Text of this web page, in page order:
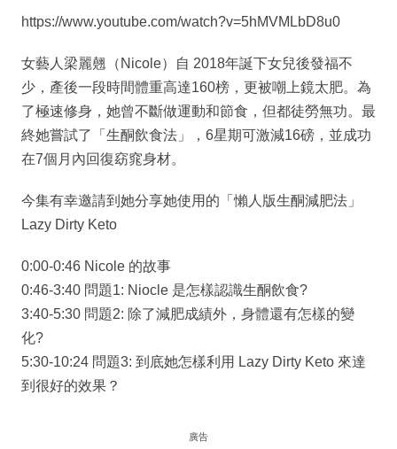
https://www.youtube.com/watch?v=5hMVMLbD8u0
女藝人梁麗翹（Nicole）自 2018年誕下女兒後發福不
少，產後一段時間體重高達160榜，更被嘲上鏡太肥。為
了極速修身，她曾不斷做運動和節食，但都徒勞無功。最
終她嘗試了「生酮飲食法」，6星期可激減16磅，並成功
在7個月內回復窈窕身材。
今集有幸邀請到她分享她使用的「懶人版生酮減肥法」
Lazy Dirty Keto
0:00-0:46 Nicole 的故事
0:46-3:40 問題1: Niocle 是怎樣認識生酮飲食?
3:40-5:30 問題2: 除了減肥成績外，身體還有怎樣的變
化?
5:30-10:24 問題3: 到底她怎樣利用 Lazy Dirty Keto 來達
到很好的效果？
廣告